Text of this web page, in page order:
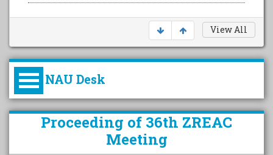
View All
NAU Desk
કુલપતિની પરિવર્તનકારી પહેલનું
વિહંગાવલોકન (ઓક્ટોબર ૨૦૨૦-૨૦૨૫)
Proceeding of 36th ZREAC
Meeting